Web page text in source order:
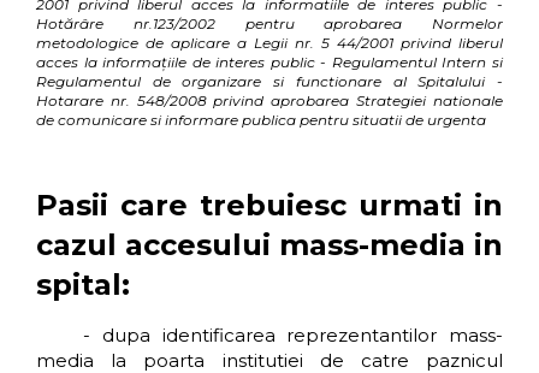
2001 privind liberul acces la informatiile de interes public -
Hotărâre nr.123/2002 pentru aprobarea Normelor
metodologice de aplicare a Legii nr. 5 44/2001 privind liberul
acces la informaţiile de interes public - Regulamentul Intern si
Regulamentul de organizare si functionare al Spitalului -
Hotarare nr. 548/2008 privind aprobarea Strategiei nationale
de comunicare si informare publica pentru situatii de urgenta
Pasii care trebuiesc urmati in
cazul accesului mass-media in
spital:
- dupa identificarea reprezentantilor mass-
media la poarta institutiei de catre paznicul